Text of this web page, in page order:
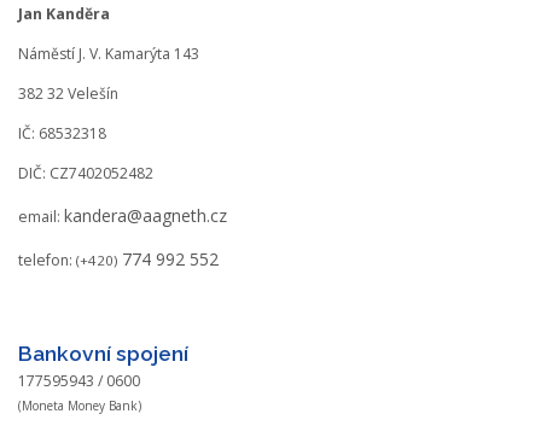
Jan Kanděra
Náměstí J. V. Kamarýta 143
382 32 Velešín
IČ: 68532318
DIČ: CZ7402052482
email: kandera@aagneth.cz
telefon: (+420) 774 992 552
Bankovní spojení
177595943 / 0600
(Moneta Money Bank)